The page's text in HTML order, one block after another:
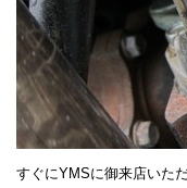
すぐにYMSに御来店いた